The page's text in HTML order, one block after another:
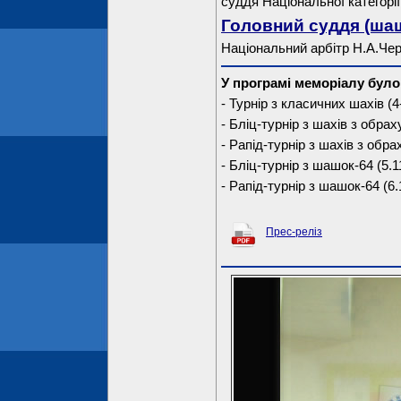
Головний суддя
Національний арбітр
У програмі меморіалу
- Турнір з класичних шахів
- Бліц-турнір з шахів з
- Рапід-турнір з шахів з
- Бліц-турнір з шашок-64
- Рапід-турнір з шашок-64
Прес-реліз